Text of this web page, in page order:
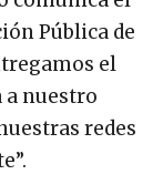
Pública de
el
nuestro
redes